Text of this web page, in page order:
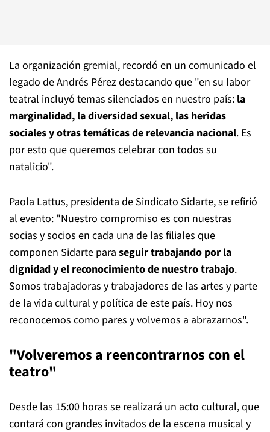
La organización gremial, recordó en un comunicado el
legado de Andrés Pérez destacando que "en su labor
teatral incluyó temas silenciados en nuestro país: la
marginalidad, la diversidad sexual, las heridas
sociales y otras temáticas de relevancia nacional. Es
por esto que queremos celebrar con todos su
natalicio".
Paola Lattus, presidenta de Sindicato Sidarte, se refirió
al evento: "Nuestro compromiso es con nuestras
socias y socios en cada una de las filiales que
componen Sidarte para seguir trabajando por la
dignidad y el reconocimiento de nuestro trabajo.
Somos trabajadoras y trabajadores de las artes y parte
de la vida cultural y política de este país. Hoy nos
reconocemos como pares y volvemos a abrazarnos".
"Volveremos a reencontrarnos con el
teatro"
Desde las 15:00 horas se realizará un acto cultural, que
contará con grandes invitados de la escena musical y